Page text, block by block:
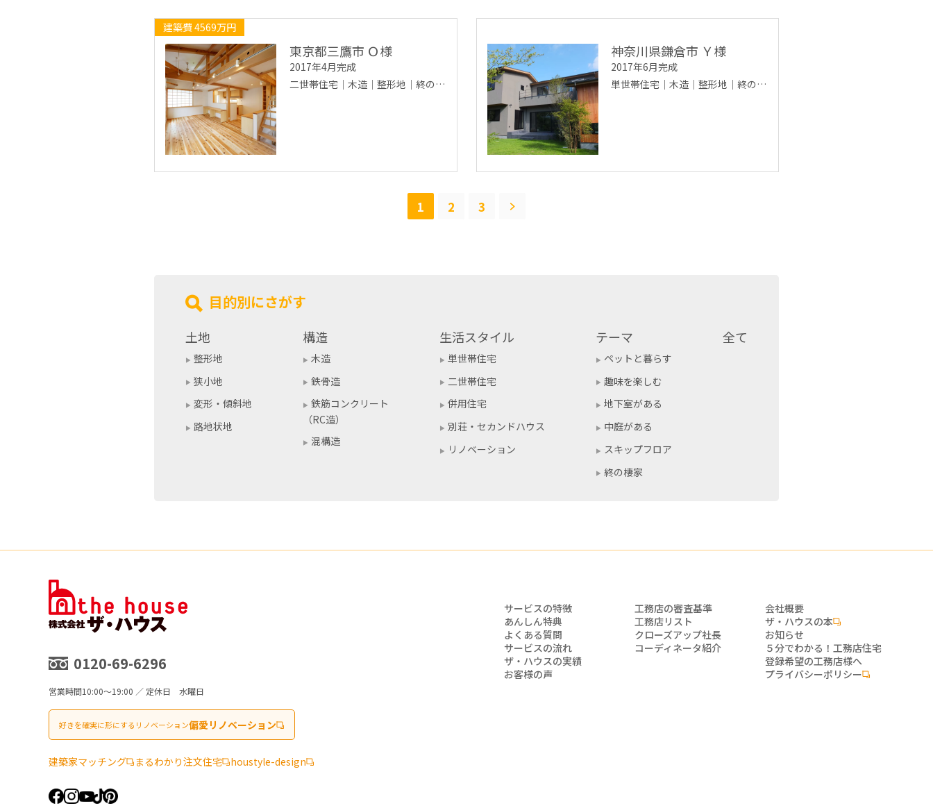
建築費 4569万円
東京都三鷹市 Ｏ様
2017年4月完成
二世帯住宅｜木造｜整形地｜終の…
神奈川県鎌倉市 Ｙ様
2017年6月完成
単世帯住宅｜木造｜整形地｜終の…
1 2 3
目的別にさがす
土地
整形地
狭小地
変形・傾斜地
路地状地
構造
木造
鉄骨造
鉄筋コンクリート
（RC造）
混構造
生活スタイル
単世帯住宅
二世帯住宅
併用住宅
別荘・セカンドハウス
リノベーション
テーマ
ペットと暮らす
趣味を楽しむ
地下室がある
中庭がある
スキップフロア
終の棲家
全て
0120-69-6296
営業時間10:00～19:00 ／ 定休日 水曜日
サービスの特徴
あんしん特典
よくある質問
サービスの流れ
ザ・ハウスの実績
お客様の声
工務店の審査基準
工務店リスト
クローズアップ社長
コーディネータ紹介
会社概要
ザ・ハウスの本
お知らせ
５分でわかる！工務店住宅
登録希望の工務店様へ
プライバシーポリシー
好きを確実に形にするリノベーション偏愛リノベーション
建築家マッチング まるわかり注文住宅 houstyle-design